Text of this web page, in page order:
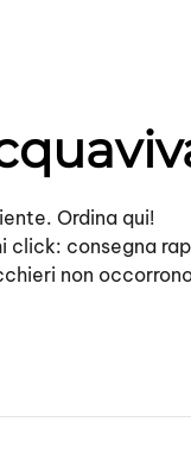
Ordina qui!
click: consegna
non